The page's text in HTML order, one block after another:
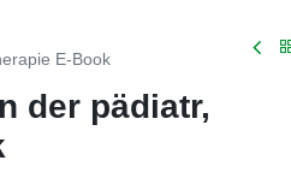
E-Book
der pädiatr,